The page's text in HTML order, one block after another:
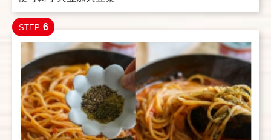
STEP 6